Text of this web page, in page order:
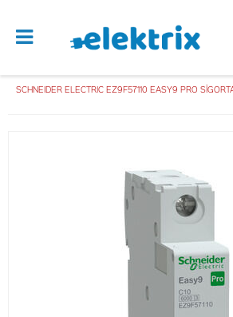
SCHNEIDER ELECTRIC EZ9F57110 EASY9 PRO